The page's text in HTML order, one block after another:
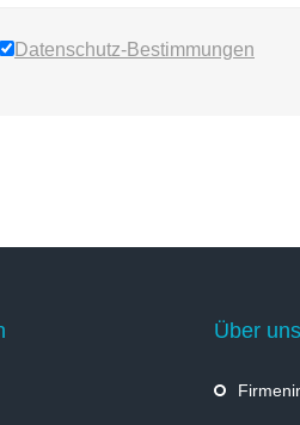
Datenschutz-Bestimmungen
Über uns